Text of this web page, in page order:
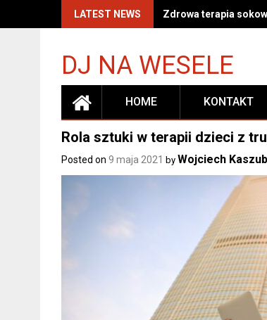
LATEST NEWS Zdrowa terapia
DJ NA WESELE
HOME KONTAKT
Rola sztuki w terapii dzieci z
Posted on 9 maja 2021 by Wojciech